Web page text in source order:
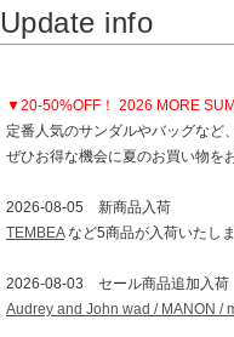
Update info
▼20-50%OFF！ 2026 MORE
定番人気のサンダルやバッグなど、
ぜひお得な機会に夏のお買い物を
2026-08-05 新商品入荷
TEMBEAなど5商品が入荷いたしま
2026-08-03 セール商品追加入荷
Audrey and John wad / MANON /